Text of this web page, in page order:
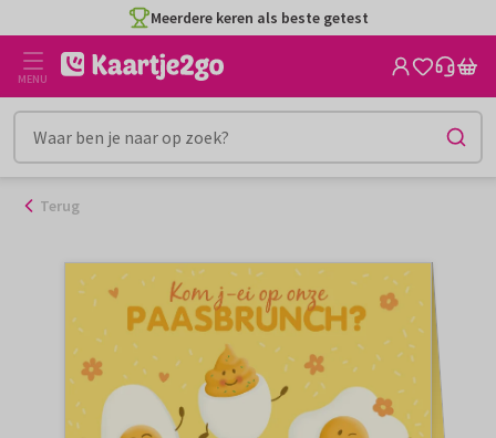
naar
inhoud
Meerdere keren als beste getest
MENU
Terug